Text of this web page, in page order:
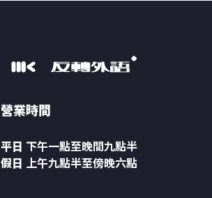
營業時間
平日 下午一點至晚間九點半
假日 上午九點半至傍晚六點